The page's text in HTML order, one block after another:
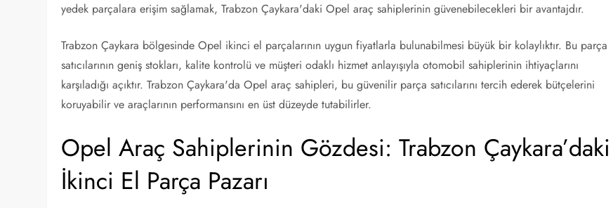
yedek parçalara erişim sağlamak, Trabzon Çaykara'daki Opel araç sahiplerinin güvenebilecekleri bir avantajdır.
Trabzon Çaykara bölgesinde Opel ikinci el parçalarının uygun fiyatlarla bulunabilmesi büyük bir kolaylıktır. Bu parça
satıcılarının geniş stokları, kalite kontrolü ve müşteri odaklı hizmet anlayışıyla otomobil sahiplerinin ihtiyaçlarını
karşıladığı açıktır. Trabzon Çaykara'da Opel araç sahipleri, bu güvenilir parça satıcılarını tercih ederek bütçelerini
koruyabilir ve araçlarının performansını en üst düzeyde tutabilirler.
Opel Araç Sahiplerinin Gözdesi: Trabzon Çaykara’daki
İkinci El Parça Pazarı